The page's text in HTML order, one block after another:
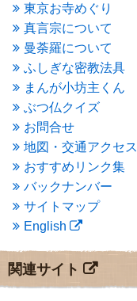
2015年6月(3)
2015年5月(1)
2015年4月(1)
(3)
2015年2月(3)
2015年1月(1)
2014年12月 (2)
2014年9月
2014年5月(1)
2014年4月 (4)
2014年1月 (1)
2013年11月(4)
2013年10月 (2)
2013年9月(4)
2013年7月
(7)
2013年6月 (6)
2013年5月(13)
東京お寺めぐり
真言宗について
曼荼羅について
ふしぎな密教法具
まんが小坊主くん
ぶつ仏クイズ
お問合せ
地図・交通アクセス
おすすめリンク集
バックナンバー
サイトマップ
English
関連サイト